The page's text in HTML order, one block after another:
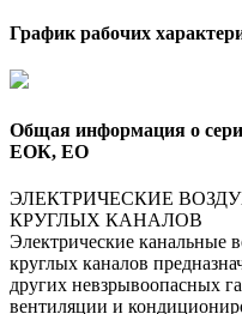
График рабочих
Общая информация о
ЕОК, ЕО
ЭЛЕКТРИЧЕСКИЕ
КРУГЛЫХ КАНАЛОВ
Электрические канальные
круглых каналов
других невзрывоопасных
вентиляции и